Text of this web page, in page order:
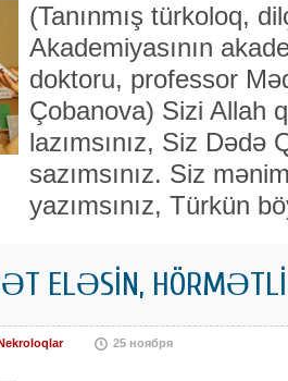
(Tanınmış türkoloq,
Akademiyasının
doktoru, professor
Çobanova) Sizi Allah
lazımsınız, Siz
sazımsınız. Siz
yazımsınız, Türkün
ELƏSİN,
Nekroloqlar 25 ноября